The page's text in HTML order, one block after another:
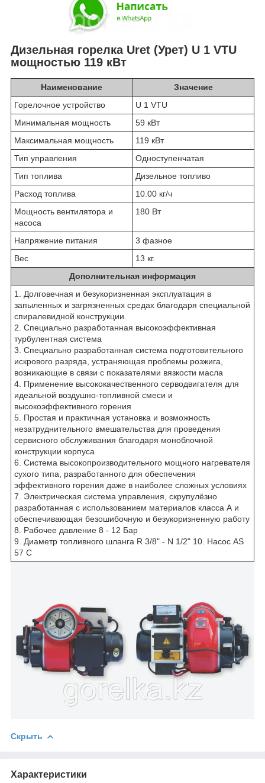
Дизельная горелка Uret (Урет) U 1 VTU
мощностью 119 кВт
Наименование
Значение
Горелочное устройство
U 1 VTU
Минимальная мощность
59 кВт
Максимальная мощность
119 кВт
Тип управления
Одноступенчатая
Тип топлива
Дизельное топливо
Расход топлива
10.00 кг/ч
Мощность вентилятора и
насоса
180 Вт
Напряжение питания
3 фазное
Вес
13 кг.
Дополнительная информация
1. Долговечная и безукоризненная эксплуатация в
запыленных и загрязненных средах благодаря специальной
спиралевидной конструкции.
2. Специально разработанная высокоэффективная
турбулентная система
3. Специально разработанная система подготовительного
искрового разряда, устраняющая проблемы розжига,
возникающие в связи с показателями вязкости масла
4. Применение высококачественного серводвигателя для
идеальной воздушно-топливной смеси и
высокоэффективного горения
5. Простая и практичная установка и возможность
незатруднительного вмешательства для проведения
сервисного обслуживания благодаря моноблочной
конструкции корпуса
6. Система высокопроизводительного мощного нагревателя
сухого типа, разработанного для обеспечения
эффективного горения даже в наиболее сложных условиях
7. Электрическая система управления, скрупулёзно
разработанная с использованием материалов класса А и
обеспечивающая безошибочную и безукоризненную работу
8. Рабочее давление 8 - 12 Бар
9. Диаметр топливного шланга R 3/8" - N 1/2" 10. Насос AS
57 C
Скрыть
Характеристики